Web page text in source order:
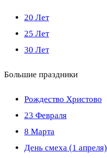
20 Лет
25 Лет
30 Лет
Большие праздники
Рождество Христово
23 Февраля
8 Марта
День смеха (1 апреля)